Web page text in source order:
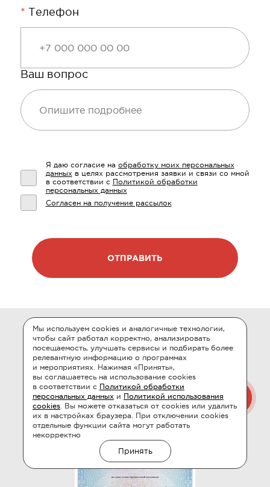
Мы используем cookies и аналогичные технологии,
чтобы сайт работал корректно, анализировать
посещаемость, улучшать сервисы и подбирать более
релевантную информацию о программах
и мероприятиях. Нажимая «Принять»,
вы соглашаетесь на использование cookies
в соответствии с Политикой обработки
персональных данныхи Политикой использования
cookies. Вы можете отказаться от cookies или удалить
их в настройках браузера. При отключении cookies
отдельные функции сайта могут работать
некорректно
Принять
* Телефон
Ваш вопрос
Я даю согласие на обработку моих персональных
данныхв целях рассмотрения заявки и связи со мной
в соответствии с Политикой обработки
персональных данных
Согласен на получение рассылок
ОТПРАВИТЬ
ЛИЦЕНЗИЯ НА ОКАЗАНИЕ
ОБРАЗОВАТЕЛЬНЫХ
УСЛУГ